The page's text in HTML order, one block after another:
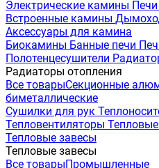
Электрические камины
Встроенные камины
Аксессуары для камина
Биокамины Банные печи
Полотенцесушители
Радиаторы отопления
Все товарыСекционные
биметаллические
Сушилки для рук
Тепловентиляторы
Тепловые завесы
Тепловые завесы
Все товарыПромышленные